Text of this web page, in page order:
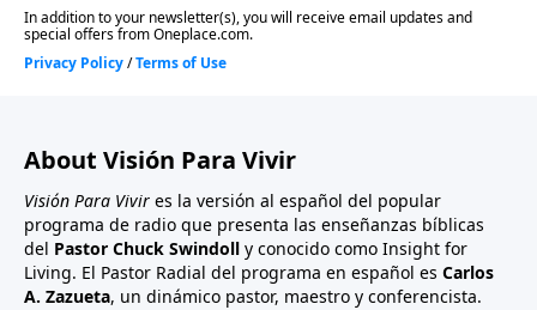
About Visión Para Vivir
Visión Para Vivir es la versión al español del popular
programa de radio que presenta las enseñanzas bíblicas
del Pastor Chuck Swindoll y conocido como Insight for
Living. El Pastor Radial del programa en español es Carlos
A. Zazueta, un dinámico pastor, maestro y conferencista.